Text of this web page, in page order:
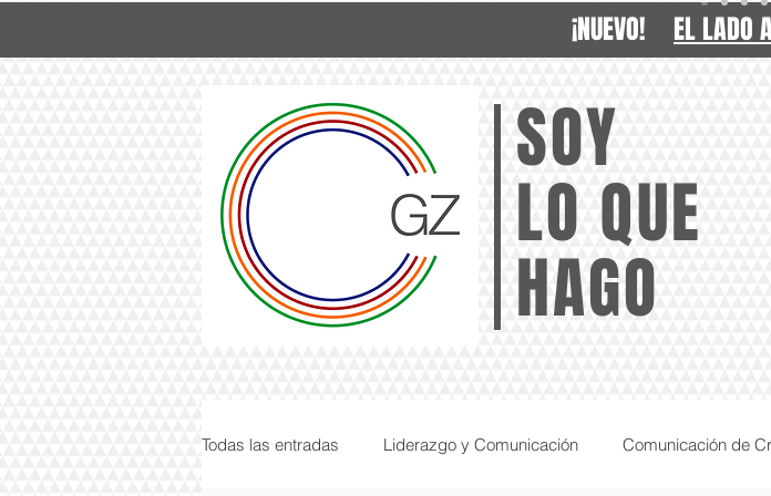
¡NUEVO! EL LADO
SOY
LO QUE
HAGO
Todas las entradas Liderazgo y Comunicación Comunicación de